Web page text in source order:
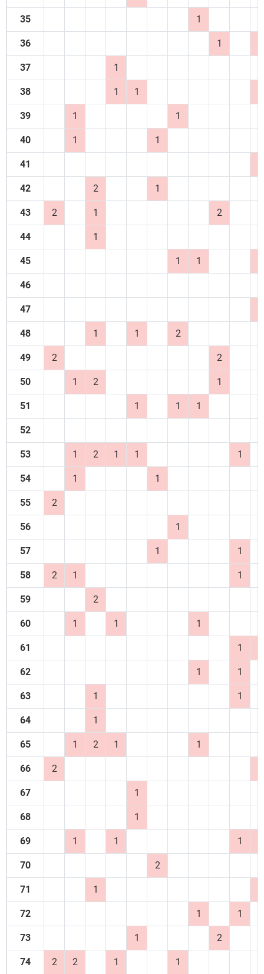
35 1
36 1
37 1
38 1 1
39 1 1
40 1 1
41
42 2 1
43 2 1 2
44 1
45 1 1
46
47
48 1 1 2
49 2 2
50 1 2 1
51 1 1 1
52
53 1 2 1 1 1
54 1 1
55 2
56 1
57 1 1
58 2 1 1
59 2
60 1 1 1
61 1
62 1 1
63 1 1
64 1
65 1 2 1 1
66 2
67 1
68 1
69 1 1 1
70 2
71 1
72 1 1
73 1 2
74 2 2 1 1